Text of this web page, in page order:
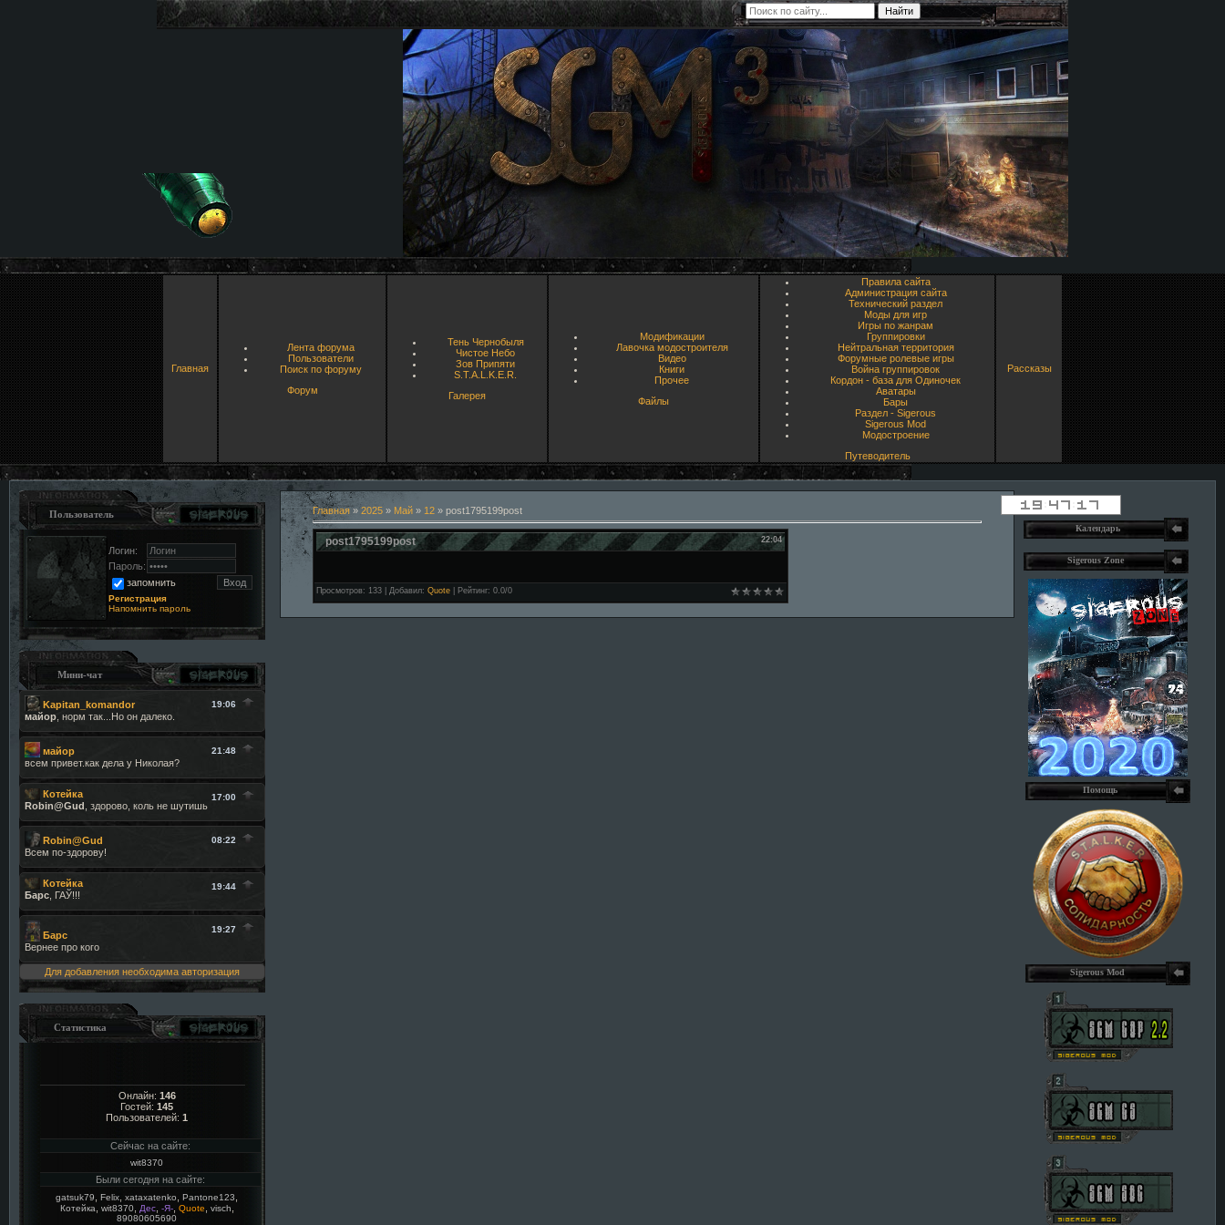
Главная
Лента форума
Пользователи
Поиск по форуму
Форум
Тень Чернобыля
Чистое Небо
Зов Припяти
S.T.A.L.K.E.R.
Галерея
Модификации
Лавочка модостроителя
Видео
Книги
Прочее
Файлы
Правила сайта
Администрация сайта
Технический раздел
Моды для игр
Игры по жанрам
Группировки
Нейтральная территория
Форумные ролевые игры
Война группировок
Кордон - база для Одиночек
Аватары
Бары
Раздел - Sigerous
Sigerous Mod
Модостроение
Путеводитель
Рассказы
Пользователь
Логин:
Пароль:
запомнить
Регистрация
Напомнить пароль
Мини-чат
Для добавления необходима авторизация
Статистика
Онлайн: 146
Гостей: 145
Пользователей: 1
Сейчас на сайте:
wit8370
Были сегодня на сайте:
gatsuk79 Felix xataxatenko Pantone123
Котейка wit8370, Дес, -Я-, Quote visch
89080605690
Главная» 2025 » Май » 12 » post1795199post
22:04
post1795199post
Просмотров: 133 Добавил: Quote Рейтинг: 0.0/0
Календарь
Sigerous Zone
Помощь
Sigerous Mod